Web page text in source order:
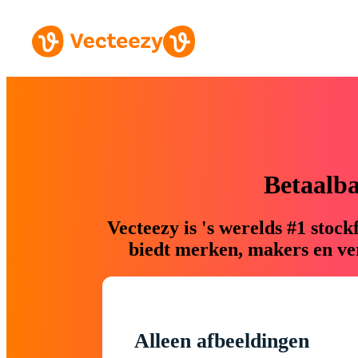
Vecteezy is 's werelds #1
biedt merken, makers en
Alleen afbeeldingen